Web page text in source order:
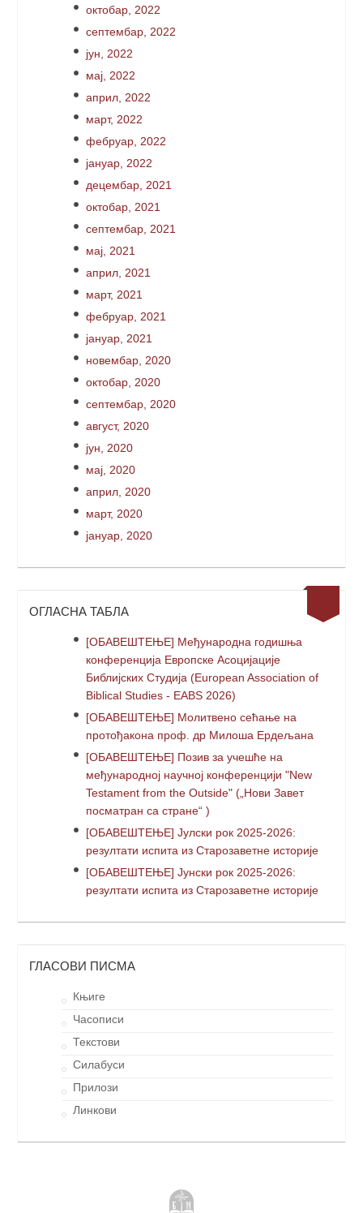
октобар, 2022
септембар, 2022
јун, 2022
мај, 2022
април, 2022
март, 2022
фебруар, 2022
јануар, 2022
децембар, 2021
октобар, 2021
септембар, 2021
мај, 2021
април, 2021
март, 2021
фебруар, 2021
јануар, 2021
новембар, 2020
октобар, 2020
септембар, 2020
август, 2020
јун, 2020
мај, 2020
април, 2020
март, 2020
јануар, 2020
ОГЛАСНА ТАБЛА
[ОБАВЕШТЕЊЕ] Међународна годишња
конференција Европске Асоцијације
Библијских Студија (European Association of
Biblical Studies - EABS 2026)
[ОБАВЕШТЕЊЕ] Молитвено сећање на
протођакона проф. др Милоша Ердељана
[ОБАВЕШТЕЊЕ] Позив за учешће на
међународној научној конференцији "New
Testament from the Outside" („Нови Завет
посматран са стране“ )
[ОБАВЕШТЕЊЕ] Јулски рок 2025-2026:
резултати испита из Старозаветне историје
[ОБАВЕШТЕЊЕ] Јунски рок 2025-2026:
резултати испита из Старозаветне историје
ГЛАСОВИ ПИСМА
Књиге
Часописи
Текстови
Силабуси
Прилози
Линкови